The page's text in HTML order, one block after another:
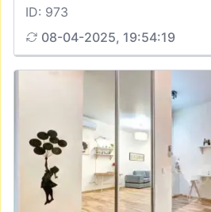
ID: 973
08-04-2025, 19:54:19